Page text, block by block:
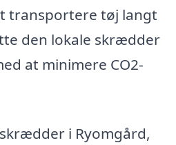
transportere tøj langt
den lokale skrædder
at minimere CO2-
i Ryomgård,